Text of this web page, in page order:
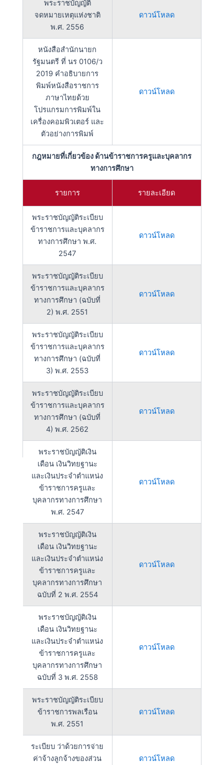
พระราชบัญญัติ
จดหมายเหตุแห่งชาติ
พ.ศ. 2556
ดาวน์โหลด
หนังสือสำนักนายก
รัฐมนตรี ที่ นร 0106/ว
2019 คำอธิบายการ
พิมพ์หนังสือราชการ
ภาษาไทยด้วย
โปรแกรมการพิมพ์ใน
เครื่องคอมพิวเตอร์ และ
ตัวอย่างการพิมพ์
ดาวน์โหลด
กฎหมายที่เกี่ยวข้อง ด้านข้าราชการครูและบุคลากร
ทางการศึกษา
รายการ รายละเอียด
พระราชบัญญัติระเบียบ
ข้าราชการและบุคลากร
ทางการศึกษา พ.ศ.
2547
ดาวน์โหลด
พระราชบัญญัติระเบียบ
ข้าราชการและบุคลากร
ทางการศึกษา (ฉบับที่
2) พ.ศ. 2551
ดาวน์โหลด
พระราชบัญญัติระเบียบ
ข้าราชการและบุคลากร
ทางการศึกษา (ฉบับที่
3) พ.ศ. 2553
ดาวน์โหลด
พระราชบัญญัติระเบียบ
ข้าราชการและบุคลากร
ทางการศึกษา (ฉบับที่
4) พ.ศ. 2562
ดาวน์โหลด
พระราชบัญญัติเงิน
เดือน เงินวิทยฐานะ
และเงินประจำตำแหน่ง
ข้าราชการครูและ
บุคลากรทางการศึกษา
พ.ศ. 2547
ดาวน์โหลด
พระราชบัญญัติเงิน
เดือน เงินวิทยฐานะ
และเงินประจำตำแหน่ง
ข้าราชการครูและ
บุคลากรทางการศึกษา
ฉบับที่ 2 พ.ศ. 2554
ดาวน์โหลด
พระราชบัญญัติเงิน
เดือน เงินวิทยฐานะ
และเงินประจำตำแหน่ง
ข้าราชการครูและ
บุคลากรทางการศึกษา
ฉบับที่ 3 พ.ศ. 2558
ดาวน์โหลด
พระราชบัญญัติระเบียบ
ข้าราชการพลเรือน
พ.ศ. 2551
ดาวน์โหลด
ระเบียบ ว่าด้วยการจ่าย
ค่าจ้างลูกจ้างของส่วน
ดาวน์โหลด